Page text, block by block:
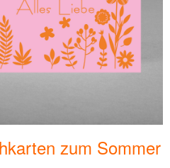
zum Sommer